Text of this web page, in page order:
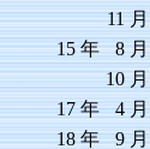
11 月
15 年 8 月
10 月
17 年 4 月
18 年 9 月